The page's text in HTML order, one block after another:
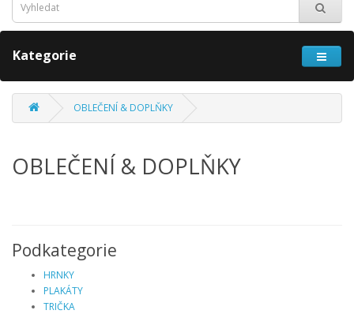
Kategorie
OBLEČENÍ & DOPLŇKY
OBLEČENÍ & DOPLŇKY
Podkategorie
HRNKY
PLAKÁTY
TRIČKA